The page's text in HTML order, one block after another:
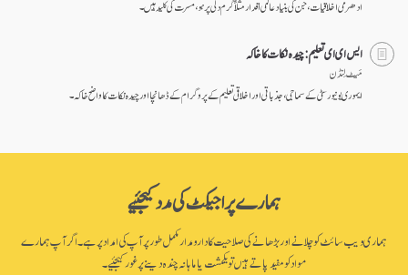
ادھرمی اخلاقیات، جن کی بنیاد عالمی اقدار مثلاً گرم دلی پر ہو، مسرت کی کلید ہیں۔
ایس ای ای تعلیم: چیدہ نکات کا خاکہ
مَیٹ لِنڈن
ایموری یونیورسٹی کے سماجی، جذباتی اور اخلاقی تعلیم کے پروگرام کے ڈھانچا اور چیدہ نکات کا واضح خاکہ۔
ہمارے پراجیکٹ کی مدد کیجئیے
ہماری ویب سائٹ کو چلانے اور بڑھانے کی صلاحیت کا دارومدار مکمل طور پر آپ کی امداد پر ہے۔ اگر آپ ہمارے
مواد کو مفید پاتے ہیں تو یکمشت یا ماہانہ چندہ دینے پر غور کیجئیے۔